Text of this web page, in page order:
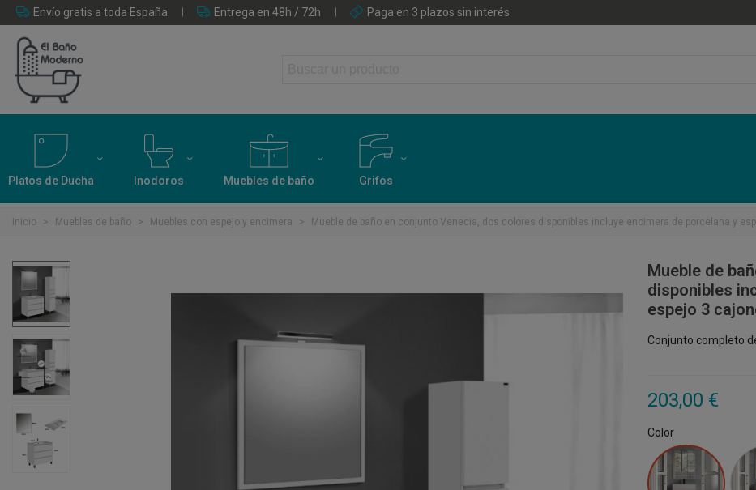
Envío gratis a toda España Entrega en 48h / 72h Paga en 3 plazos sin interés
Platos de Ducha Inodoros Muebles de baño Grifos
Inicio > Muebles de baño > Muebles con espejo y encimera > Mueble de baño en conjunto Venecia, dos colores disponibles incluye encimera de porcelana y
Mueble de
disponibles
espejo 3
Conjunto completo
203,00 €
Color
Blanco